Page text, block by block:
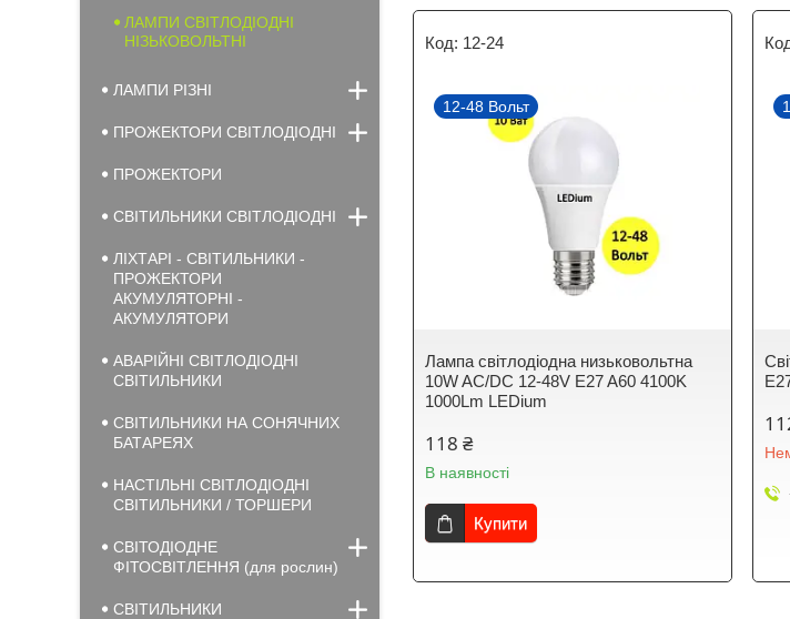
12-24
12-48 Вольт
Лампа світлодіодна низьковольтна
10W AC/DC 12-48V E27 A60 4100K
1000Lm LEDium
118 ₴
В наявності
Купити
ЛАМПИ СВІТЛОДІОДНІ
НІЗЬКОВОЛЬТНІ
ЛАМПИ РІЗНІ
ПРОЖЕКТОРИ СВІТЛОДІОДНІ
ПРОЖЕКТОРИ
СВІТИЛЬНИКИ СВІТЛОДІОДНІ
ЛІХТАРІ - СВІТИЛЬНИКИ -
ПРОЖЕКТОРИ
АКУМУЛЯТОРНІ -
АКУМУЛЯТОРИ
АВАРІЙНІ СВІТЛОДІОДНІ
СВІТИЛЬНИКИ
СВІТИЛЬНИКИ НА СОНЯЧНИХ
БАТАРЕЯХ
НАСТІЛЬНІ СВІТЛОДІОДНІ
СВІТИЛЬНИКИ / ТОРШЕРИ
СВІТОДІОДНЕ
ФІТОСВІТЛЕННЯ (для рослин)
СВІТИЛЬНИКИ